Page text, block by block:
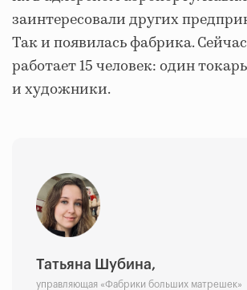
заинтересовали других
Так и появилась фабрика.
работает 15 человек: один токарь
и художники.
Татьяна Шубина,
управляющая «Фабрики больших матрешек»